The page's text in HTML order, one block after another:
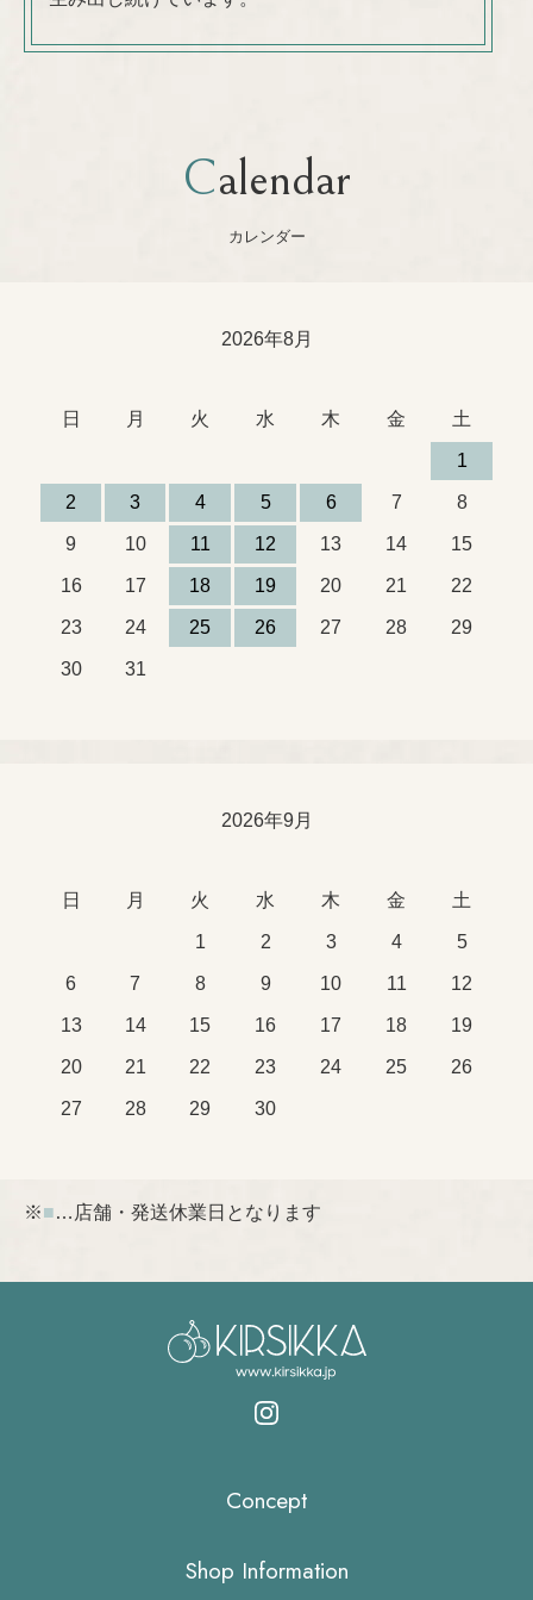
Calendar
カレンダー
※■…店舗・発送休業日となります
2026年8月
日 月 火 水 木 金 土
1
2 3 4 5 6 7 8
9 10 11 12 13 14 15
16 17 18 19 20 21 22
23 24 25 26 27 28 29
30 31
2026年9月
日 月 火 水 木 金 土
1 2 3 4 5
6 7 8 9 10 11 12
13 14 15 16 17 18 19
20 21 22 23 24 25 26
27 28 29 30
Concept
Shop Information